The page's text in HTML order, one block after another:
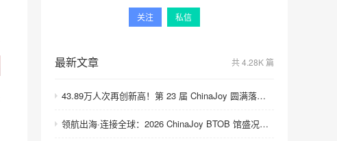
关注 私信
最新文章 共 4.28K 篇
43.89万人次再创新高！第 23 届 ChinaJoy 圆满落幕：感谢有你，共赴这场“与 AI 同游”的盛夏之约
领航出海·连接全球：2026 ChinaJoy BTOB 馆盛况空前